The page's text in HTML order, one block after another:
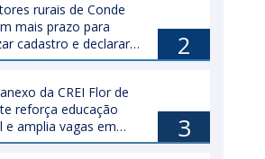
rurais de Conde
mais prazo para
cadastro e declarar
2
da CREI Flor de
reforça educação
e amplia vagas em
3